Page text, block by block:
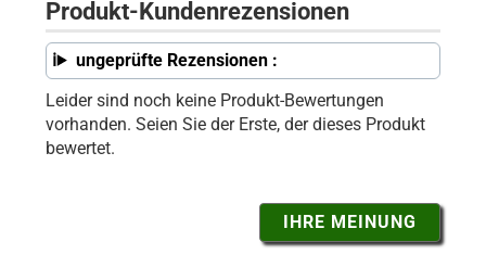
Produkt-Kundenrezensionen
ungeprüfte Rezensionen :
Leider sind noch keine Produkt-Bewertungen
vorhanden. Seien Sie der Erste, der dieses Produkt
bewertet.
IHRE MEINUNG